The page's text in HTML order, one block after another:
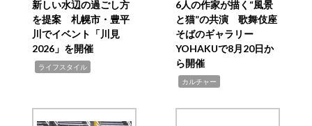
新しい水辺の過ごし方
を提案 札幌市・豊平
川でイベント「川見
2026」を開催
ライフスタイル
6人の作家が描く“風景
と猫”の共演 歌舞伎座
そばのギャラリー
YOHAKUで8月20日か
ら開催
カルチャー